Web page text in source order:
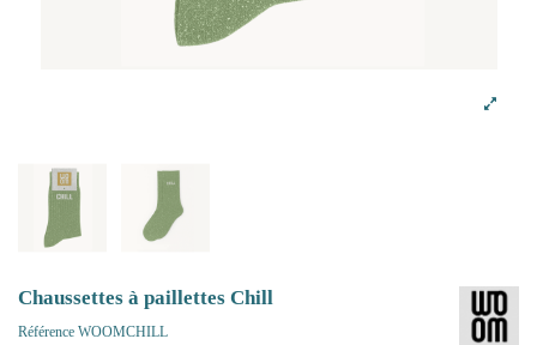
Chaussettes à paillettes Chill
Référence WOOMCHILL